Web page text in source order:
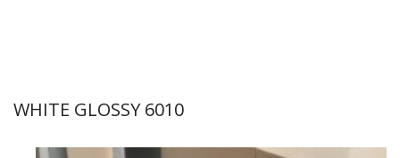
WHITE GLOSSY 6010